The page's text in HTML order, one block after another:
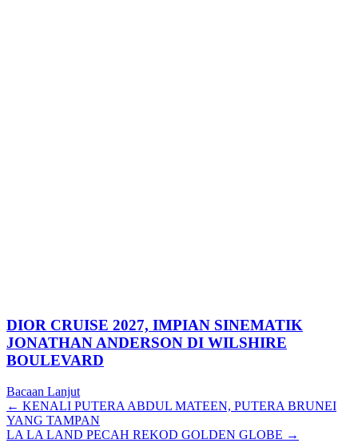
DIOR CRUISE 2027, IMPIAN SINEMATIK
JONATHAN ANDERSON DI WILSHIRE
BOULEVARD
Bacaan Lanjut
Posts
navigation
← KENALI PUTERA ABDUL MATEEN, PUTERA BRUNEI
YANG TAMPAN
LA LA LAND PECAH REKOD GOLDEN GLOBE →